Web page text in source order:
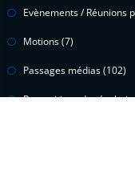
Evènements / Réunions
Motions(7)
Passages médias(102)
Propositions de